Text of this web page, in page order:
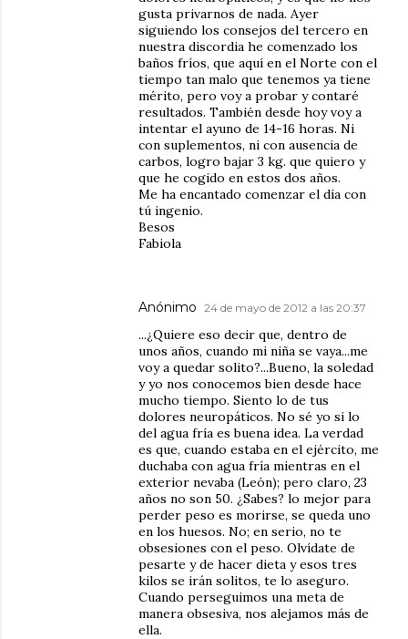
gusta privarnos de nada. Ayer
siguiendo los consejos del tercero en
nuestra discordia he comenzado los
baños fríos, que aquí en el Norte con el
tiempo tan malo que tenemos ya tiene
mérito, pero voy a probar y contaré
resultados. También desde hoy voy a
intentar el ayuno de 14-16 horas. Ni
con suplementos, ni con ausencia de
carbos, logro bajar 3 kg. que quiero y
que he cogido en estos dos años.
Me ha encantado comenzar el día con
tú ingenio.
Besos
Fabiola
Anónimo 24 de mayo de 2012 a las 20:37
...¿Quiere eso decir que, dentro de
unos años, cuando mi niña se vaya...me
voy a quedar solito?...Bueno, la soledad
y yo nos conocemos bien desde hace
mucho tiempo. Siento lo de tus
dolores neuropáticos. No sé yo si lo
del agua fría es buena idea. La verdad
es que, cuando estaba en el ejército, me
duchaba con agua fría mientras en el
exterior nevaba (León); pero claro, 23
años no son 50. ¿Sabes? lo mejor para
perder peso es morirse, se queda uno
en los huesos. No; en serio, no te
obsesiones con el peso. Olvídate de
pesarte y de hacer dieta y esos tres
kilos se irán solitos, te lo aseguro.
Cuando perseguimos una meta de
manera obsesiva, nos alejamos más de
ella.